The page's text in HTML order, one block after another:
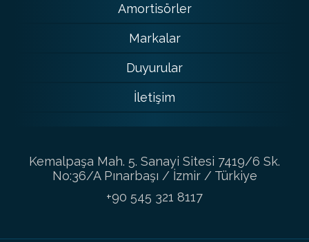
Amortisörler
Markalar
Duyurular
İletişim
Kemalpaşa Mah. 5. Sanayi Sitesi 7419/6 Sk.
No:36/A Pınarbaşı / İzmir / Türkiye
+90 545 321 8117